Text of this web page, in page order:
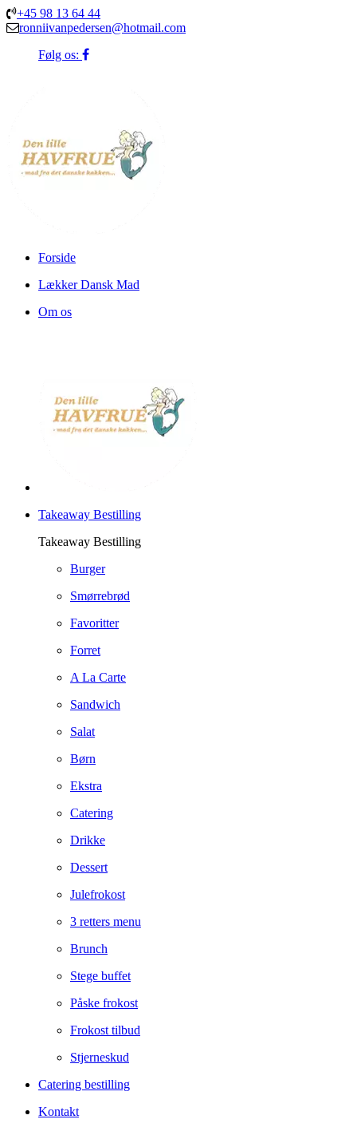
+45 98 13 64 44
ronniivanpedersen@hotmail.com
Følg os:
Forside
Lækker Dansk Mad
Om os
Takeaway Bestilling
Takeaway Bestilling
Burger
Smørrebrød
Favoritter
Forret
A La Carte
Sandwich
Salat
Børn
Ekstra
Catering
Drikke
Dessert
Julefrokost
3 retters menu
Brunch
Stege buffet
Påske frokost
Frokost tilbud
Stjerneskud
Catering bestilling
Kontakt